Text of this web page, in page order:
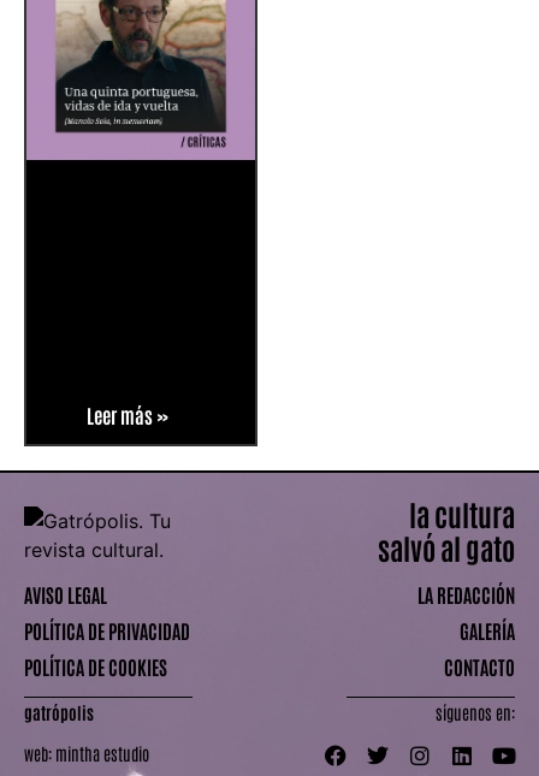
Leer más »
AVISO LEGAL
POLÍTICA DE PRIVACIDAD
POLÍTICA DE COOKIES
gatrópolis
web: mintha estudio
la cultura
salvó al gato
LA REDACCIÓN
GALERÍA
CONTACTO
síguenos en: